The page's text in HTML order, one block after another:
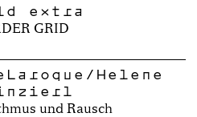
extra
GRID
Helene
und Rausch